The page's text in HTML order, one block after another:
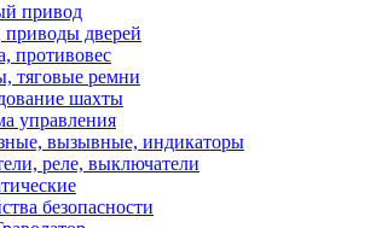
привод
приводы дверей
противовес
тяговые ремни
шахты
управления
вызывные, индикаторы
реле, выключатели
безопасности